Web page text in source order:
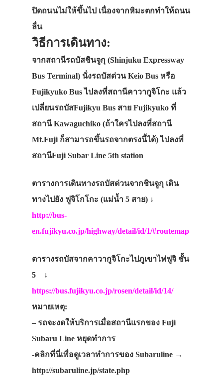
ปิดถนนไม่ให้ขึ้นไป เนื่องจากหิมะตกทำให้ถนน
ลื่น
วิธีการเดินทาง:
จากสถานีรถบัสชินจูกุ (Shinjuku Expressway
Bus Terminal) นั่งรถบัสด่วน Keio Bus หรือ
Fujikyuko Bus ไปลงที่สถานีคาวากูจิโกะ แล้ว
เปลี่ยนรถบัสFujikyu Bus สาย Fujikyuko ที่
สถานี Kawaguchiko (ถ้าใครไปลงที่สถานี
Mt.Fuji ก็สามารถขึ้นรถจากตรงนี้ได้) ไปลงที่
สถานีFuji Subar Line 5th station
ตารางการเดินทางรถบัสด่วนจากชินจูกุ เดิน
ทางไปยัง ฟูจิโกโกะ (แม่น้ำ 5 สาย) ↓
http://bus-
en.fujikyu.co.jp/highway/detail/id/1/#routemap
ตารางรถบัสจากคาวากูจิโกะไปภูเขาไฟฟูจิ ชั้น
5 ↓
https://bus.fujikyu.co.jp/rosen/detail/id/14/
หมายเหตุ:
– รถจะงดให้บริการเมื่อสถานีแรกของ Fuji
Subaru Line หยุดทำการ
-คลิกที่นี่เพื่อดูเวลาทำการของ Subaruline →
http://subaruline.jp/state.php